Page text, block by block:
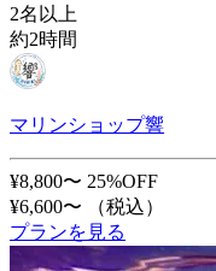
2名以上
約2時間
マリンショップ響
¥8,800〜 25%OFF
¥6,600〜
（税込）
プランを見る